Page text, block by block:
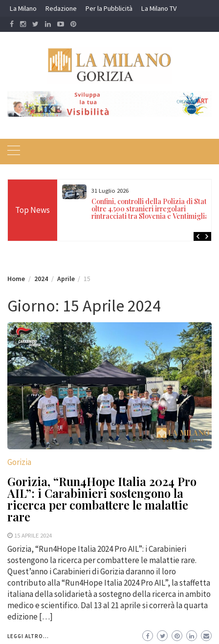
Skip
content
La Milano Redazione Per la Pubblicità La Milano TV
Top News
salvato dai
31 Luglio 2026
Confini, controlli della Polizia di Stato:
oltre 4.500 stranieri irregolari
rintracciati tra Slovenia e Ventimiglia
Home 2024 Aprile 15
Giorno: 15 Aprile 2024
Gorizia
Gorizia, “Run4Hope Italia 2024 Pro
AIL”: i Carabinieri sostengono la
ricerca per combattere le malattie
rare
15 APRILE 2024
Gorizia, “Run4Hope Italia 2024 Pro AIL”: i Carabinieri
sostengono la ricerca per combattere le malattie rare.
Quest’anno i Carabinieri di Gorizia daranno il loro
contributo alla “Run4Hope Italia 2024 Pro AIL”, la staffetta
italiana della solidarietà a sostegno della ricerca in ambito
medico e scientifico. Dal 13 al 21 aprile si correrà la quarta
edizione […]
LEGGI ALTRO...